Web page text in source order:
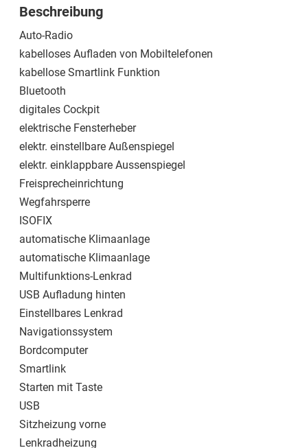
Beschreibung
Auto-Radio
kabelloses Aufladen von Mobiltelefonen
kabellose Smartlink Funktion
Bluetooth
digitales Cockpit
elektrische Fensterheber
elektr. einstellbare Außenspiegel
elektr. einklappbare Aussenspiegel
Freisprecheinrichtung
Wegfahrsperre
ISOFIX
automatische Klimaanlage
automatische Klimaanlage
Multifunktions-Lenkrad
USB Aufladung hinten
Einstellbares Lenkrad
Navigationssystem
Bordcomputer
Smartlink
Starten mit Taste
USB
Sitzheizung vorne
Lenkradheizung